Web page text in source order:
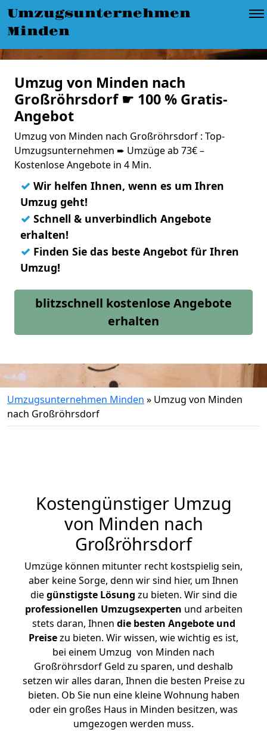
Umzugsunternehmen
Minden
Umzug von Minden nach
Großröhrsdorf ☛ 100 % Gratis-
Angebot
Umzug von Minden nach Großröhrsdorf : Top-
Umzugsunternehmen ➨ Umzüge ab 73€ –
Kostenlose Angebote in 4 Min.
✓ Wir helfen Ihnen, wenn es um Ihren
Umzug geht!
✓ Schnell & unverbindlich Angebote
erhalten!
✓ Finden Sie das beste Angebot für Ihren
Umzug!
blitzschnell kostenlose Angebote
erhalten
Umzugsunternehmen Minden » Umzug von Minden
nach Großröhrsdorf
Kostengünstiger Umzug
von Minden nach
Großröhrsdorf
Umzüge können mitunter recht kostspielig sein,
aber keine Sorge, denn wir sind hier, um Ihnen
diegünstigste Lösung zu bieten. Wir sind die
professionellen Umzugsexperten und arbeiten
stets daran, Ihnen die besten Angebote und
Preisezu bieten. Wir wissen, wie wichtig es ist,
bei einem Umzug von Minden nach
Großröhrsdorf Geld zu sparen, und deshalb
setzen wir alles daran, Ihnen die besten Preise zu
bieten. Ob Sie nun eine kleine Wohnung haben
oder ein großes Haus in Minden besitzen, was
umgezogen werden muss.